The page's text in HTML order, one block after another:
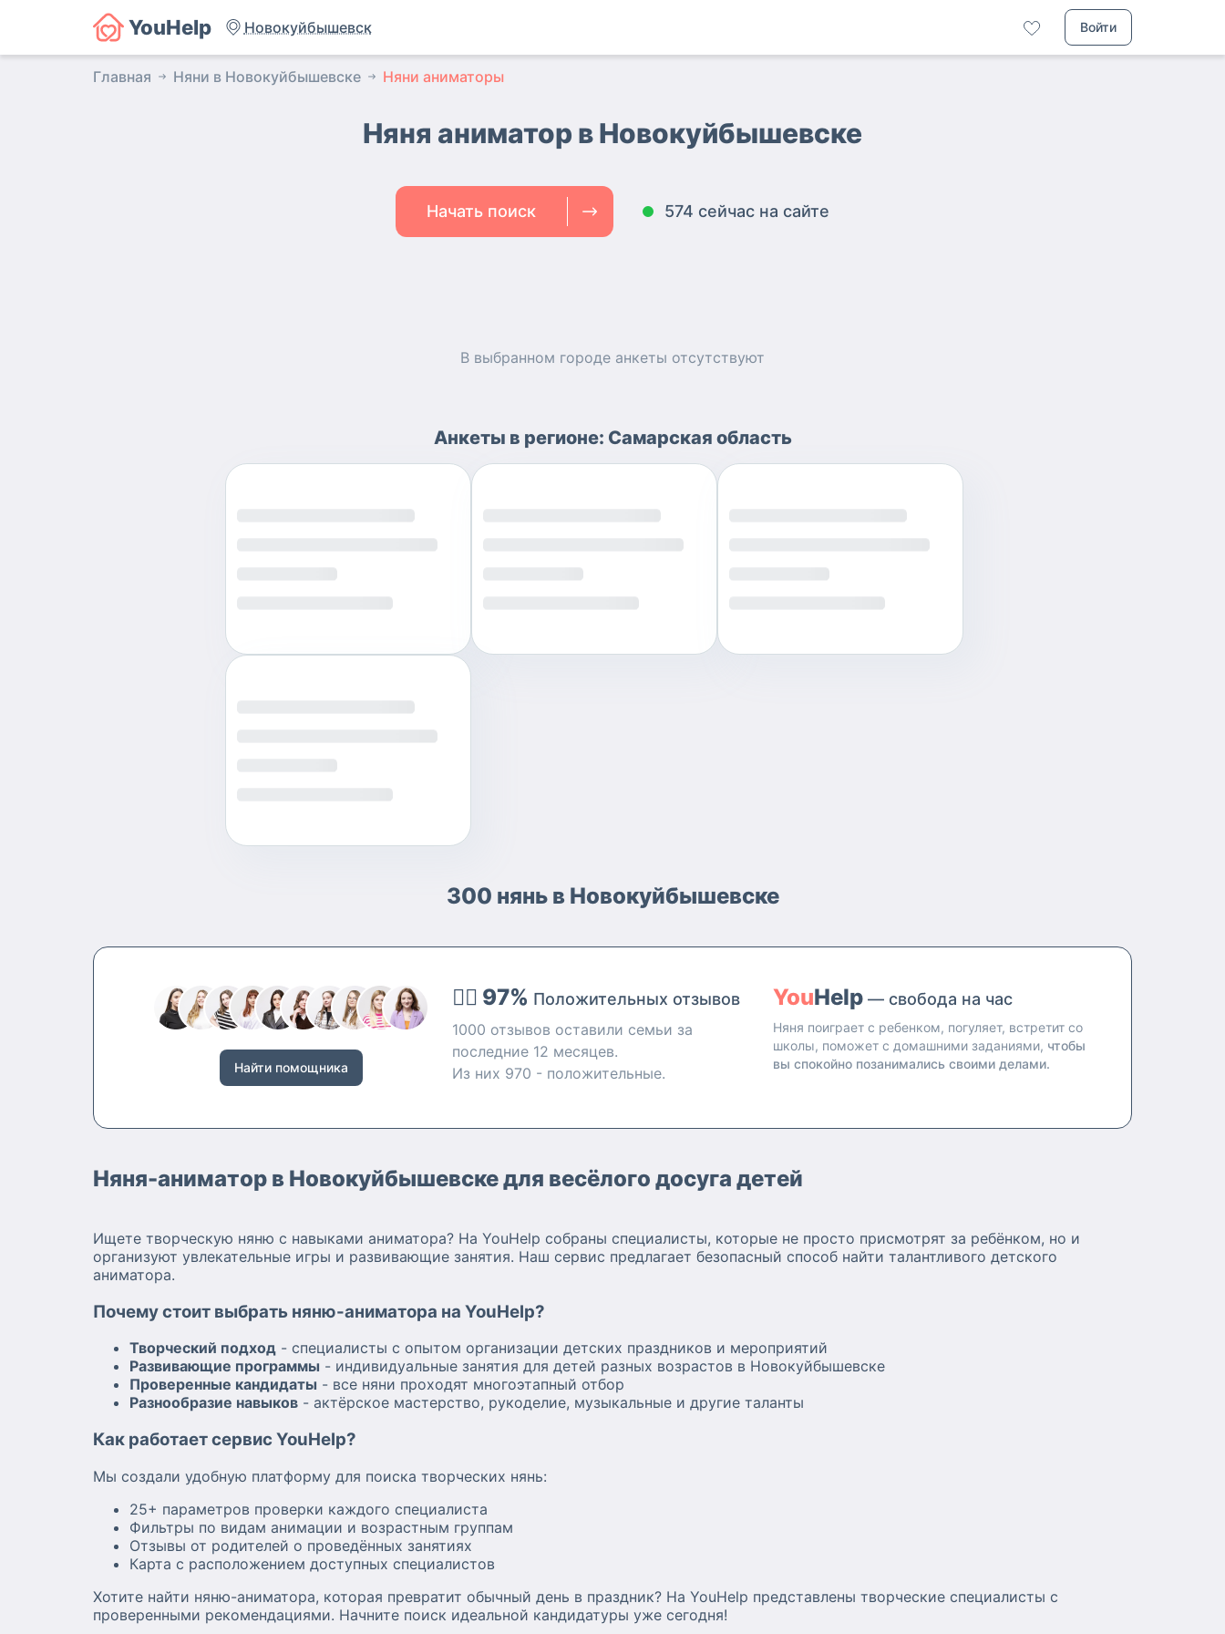
YouHelp Новокуйбышевск Войти
Главная Няни в Новокуйбышевске Няни аниматоры
Няня аниматор в Новокуйбышевске
Начать поиск 574 сейчас на сайте
В выбранном городе анкеты отсутствуют
Анкеты в регионе: Самарская область
300 нянь в Новокуйбышевске
Найти помощника
👍🏻 97% Положительных отзывов
1000 отзывов оставили семьи за
последние 12 месяцев.
Из них 970 - положительные.
YouHelp — свобода на час
Няня поиграет с ребенком, погуляет, встретит со
школы, поможет с домашними заданиями, чтобы
вы спокойно позанимались своими делами.
Няня-аниматор в Новокуйбышевске для весёлого досуга детей
Ищете творческую няню с навыками аниматора? На YouHelp собраны специалисты, которые не просто присмотрят за ребёнком, но и
организуют увлекательные игры и развивающие занятия. Наш сервис предлагает безопасный способ найти талантливого детского
аниматора.
Почему стоит выбрать няню-аниматора на YouHelp?
Творческий подход - специалисты с опытом организации детских праздников и мероприятий
Развивающие программы - индивидуальные занятия для детей разных возрастов в Новокуйбышевске
Проверенные кандидаты - все няни проходят многоэтапный отбор
Разнообразие навыков - актёрское мастерство, рукоделие, музыкальные и другие таланты
Как работает сервис YouHelp?
Мы создали удобную платформу для поиска творческих нянь:
25+ параметров проверки каждого специалиста
Фильтры по видам анимации и возрастным группам
Отзывы от родителей о проведённых занятиях
Карта с расположением доступных специалистов
Хотите найти няню-аниматора, которая превратит обычный день в праздник? На YouHelp представлены творческие специалисты с
проверенными рекомендациями. Начните поиск идеальной кандидатуры уже сегодня!